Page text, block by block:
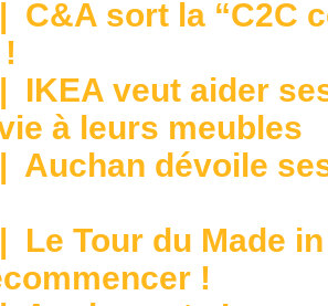
| C&A sort la “C2C
| IKEA veut aider
à leurs meubles
| Auchan dévoile
| Le Tour du Made
!